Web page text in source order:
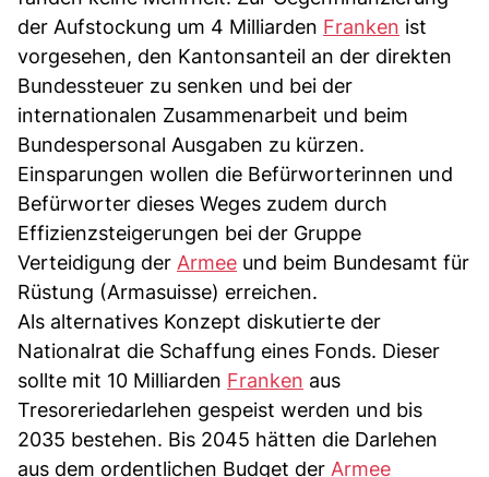
der Aufstockung um 4 Milliarden Franken ist
vorgesehen, den Kantonsanteil an der direkten
Bundessteuer zu senken und bei der
internationalen Zusammenarbeit und beim
Bundespersonal Ausgaben zu kürzen.
Einsparungen wollen die Befürworterinnen und
Befürworter dieses Weges zudem durch
Effizienzsteigerungen bei der Gruppe
Verteidigung der Armee und beim Bundesamt für
Rüstung (Armasuisse) erreichen.
Als alternatives Konzept diskutierte der
Nationalrat die Schaffung eines Fonds. Dieser
sollte mit 10 Milliarden Franken aus
Tresoreriedarlehen gespeist werden und bis
2035 bestehen. Bis 2045 hätten die Darlehen
aus dem ordentlichen Budget der Armee